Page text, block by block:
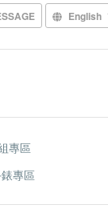
English
專區
專區